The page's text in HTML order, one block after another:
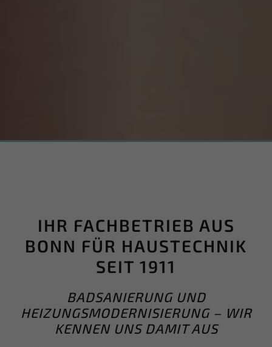
IHR FACHBETRIEB AUS
BONN FÜR HAUSTECHNIK
SEIT 1911
BADSANIERUNG UND
HEIZUNGSMODERNISIERUNG – WIR
KENNEN UNS DAMIT AUS